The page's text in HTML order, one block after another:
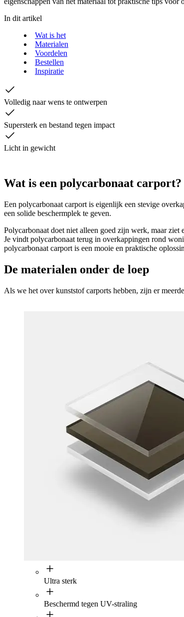
In dit artikel
Wat is het
Materialen
Voordelen
Bestellen
Inspiratie
Volledig naar wens te ontwerpen
Supersterk en bestand tegen impact
Licht in gewicht
Wat is een polycarbonaat carport?
Een polycarbonaat carport is eigenlijk een stevige
een solide beschermplek te geven.
Polycarbonaat doet niet alleen goed zijn werk, maar
Je vindt polycarbonaat terug in overkappingen rond
polycarbonaat carport is een mooie en praktische
De materialen onder de loep
Als we het over kunststof carports hebben, zijn er
Ultra sterk
Beschermd tegen UV-straling